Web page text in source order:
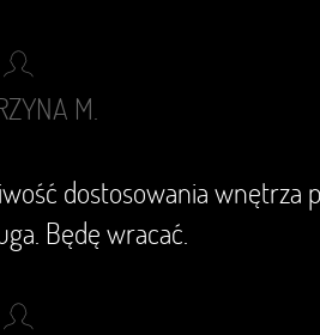
M.
dostosowania wnętrza
Będę wracać.